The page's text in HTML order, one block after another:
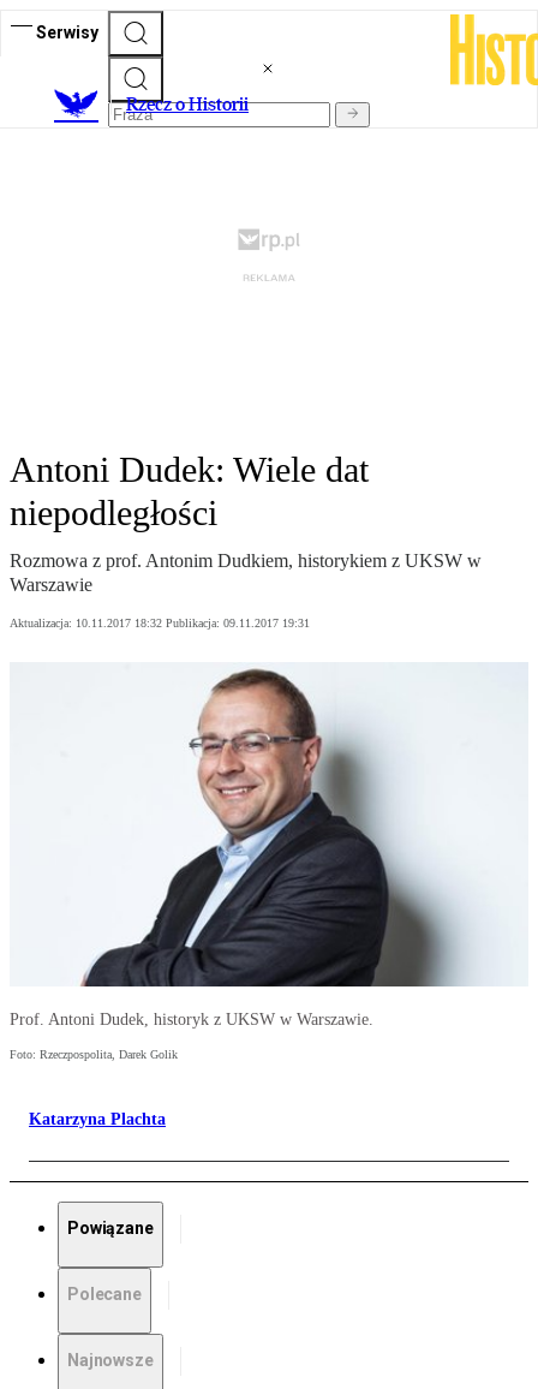
Serwisy
Rzecz o Historii
Antoni Dudek: Wiele dat
niepodległości
Rozmowa z prof. Antonim Dudkiem, historykiem z UKSW w
Warszawie
Aktualizacja: 10.11.2017 18:32 Publikacja: 09.11.2017 19:31
Prof. Antoni Dudek, historyk z UKSW w Warszawie.
Foto: Rzeczpospolita, Darek Golik
Katarzyna Plachta
Powiązane
Polecane
Najnowsze